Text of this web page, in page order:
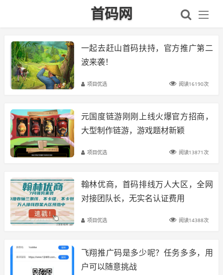
首码网
一起去赶山首码扶持，官方推广第二
波来袭！
项目优选 阅读16190次
元国度链游刚刚上线火爆官方招商，
大型制作链游，游戏题材新颖
项目优选 阅读13871次
翰林优商，首码排线万人大区，全网
对接团队长，无实名认证费用
项目优选 阅读14388次
飞翔推广码是多少呢？任务多多，用
户可以随意挑战